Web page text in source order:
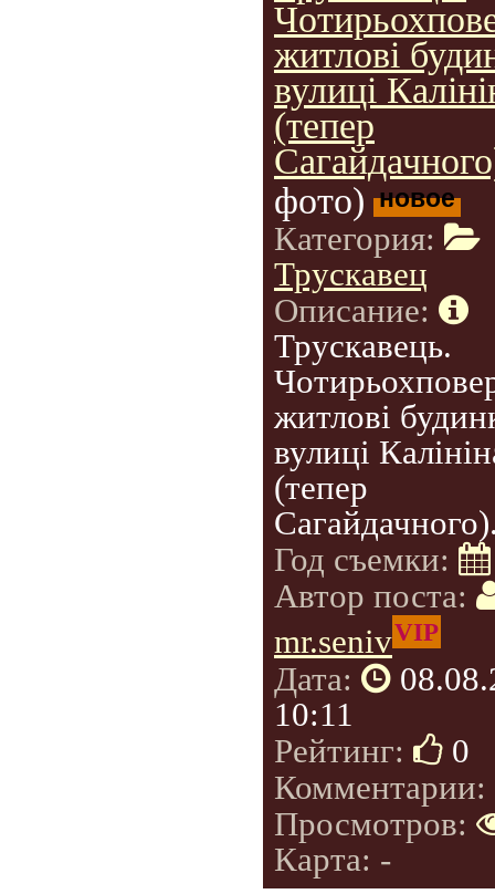
житлові
вулиці
(тепер
фото) новое
Категория:
Трускавец
Описание:
Трускавець.
житлові
вулиці
(тепер
Год съемки:
Автор поста:
mr.senivVIP
Дата:
10:11
Рейтинг:
0
Комментарии:
Просмотров:
Карта: -